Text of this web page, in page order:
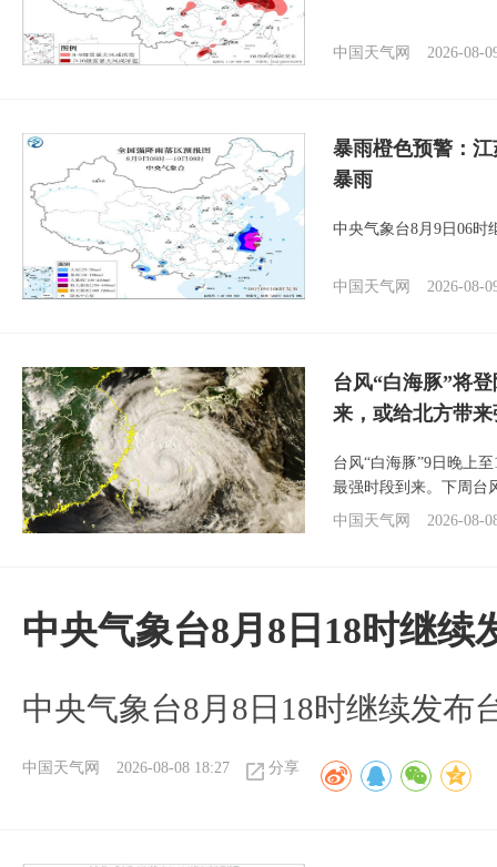
中国天气网 2026-08-
暴雨橙色预警：
暴雨
中央气象台8月9日06时
中国天气网 2026-08-
台风“白海豚”将
来，或给北方带
台风“白海豚”9日晚上
最强时段到来。下周台
中国天气网
2026-08-
中央气象台8月8日18时继续
中央气象台8月8日18时继续发布
中国天气网 2026-08-08 18:27 分享